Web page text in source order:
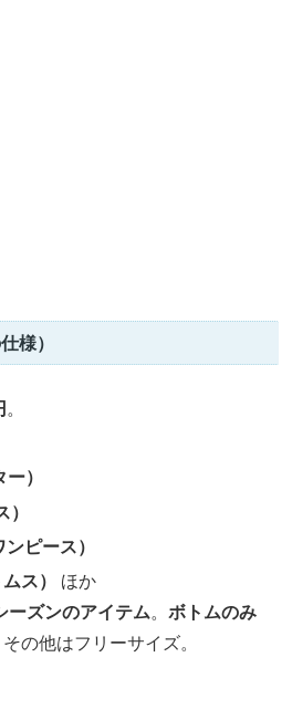
様）
。
）
）
ピース）
ス）
ほか
ーズンのアイテム。ボトムのみ
の他はフリーサイズ。